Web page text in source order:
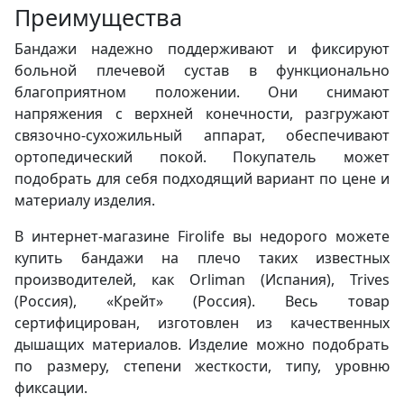
Преимущества
Бандажи надежно поддерживают и фиксируют
больной плечевой сустав в функционально
благоприятном положении. Они снимают
напряжения с верхней конечности, разгружают
связочно-сухожильный аппарат, обеспечивают
ортопедический покой. Покупатель может
подобрать для себя подходящий вариант по цене и
материалу изделия.
В интернет-магазине Firolife вы недорого можете
купить бандажи на плечо таких известных
производителей, как Orliman (Испания), Trives
(Россия), «Крейт» (Россия). Весь товар
сертифицирован, изготовлен из качественных
дышащих материалов. Изделие можно подобрать
по размеру, степени жесткости, типу, уровню
фиксации.